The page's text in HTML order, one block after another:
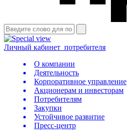
Личный кабинет потребителя
О компании
Деятельность
Корпоративное управление
Акционерам и инвесторам
Потребителям
Закупки
Устойчивое развитие
Пресс-центр